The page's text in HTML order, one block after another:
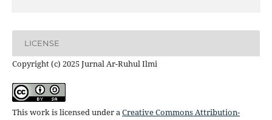
LICENSE
Copyright (c) 2025 Jurnal Ar-Ruhul Ilmi
This work is licensed under aCreative Commons Attribution-